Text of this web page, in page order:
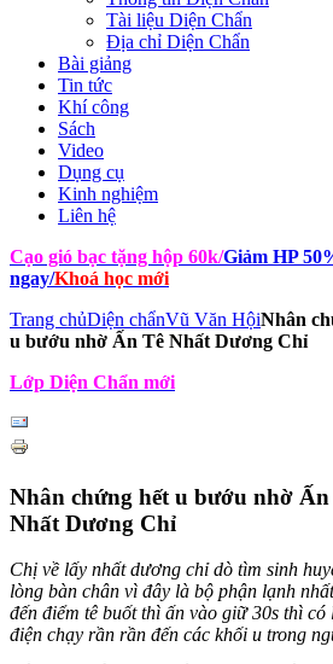
Tài liệu Diện Chẩn
Địa chỉ Diện Chẩn
Bài giảng
Tin tức
Khí công
Sách
Video
Dụng cụ
Kinh nghiệm
Liên hệ
Cạo gió bạc tặng hộp 60k/Giảm HP
ngay/Khoá học mới
Trang chủDiện chẩnVũ Văn HộiNhân
u bướu nhờ Ấn Tê Nhất Dương Chỉ
Lớp Diện Chẩn mới
Nhân chứng hết u bướu nhờ Ấn
Nhất Dương Chỉ
Chị về lấy nhất dương chỉ dò tìm sinh
lòng bàn chân vì đây là bộ phận lạnh
đến điểm tê buốt thì ấn vào giữ 30s thì có
điện chạy rần rần đến các khối u trong